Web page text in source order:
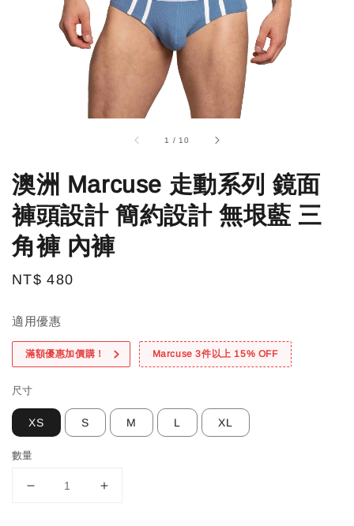
1 / 10
澳洲 Marcuse 走動系列 鏡面
褲頭設計 簡約設計 無垠藍 三
角褲 內褲
Regular
NT$ 480
適用優惠
滿額優惠加價購！ Marcuse 3件以上 15% OFF
尺寸
XS S M L XL
數量